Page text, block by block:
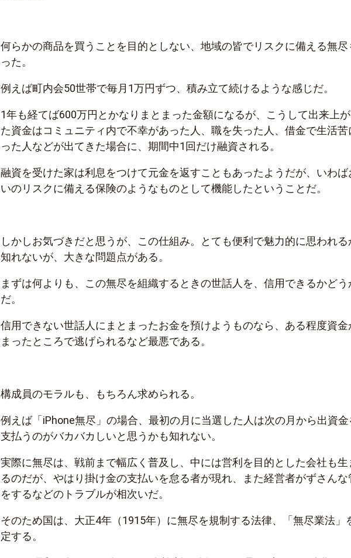
何らかの商品を買うことを目的としない、地域の皆でリスクに備える無尽
った。
例えば町内会50世帯で毎月1万円ずつ、積み立て続けるような感じだ。
1年も経てば600万円とかなりまとまった金額になるが、こうして出来上
た資金はコミュニティ内で不幸があった人、職を失った人、借金で生活苦
った人などが出てきた場合に、期間中1回だけ融資される。
融資を受けた家は利息をつけて元金を返すこともあったようだが、いわば
いのリスクに備える保険のようなものとして機能したということだ。
しかしお気づきだと思うが、この仕組み。とても便利で魅力的に思われる
知れないが、大きな問題点がある。
まずは何よりも、この無尽を組織するときの世話人を、信用できるかどう
だ。
信用できない世話人にまとまったお金を預けようものなら、ある程度資金
まったところで逃げられるなど最悪である。
構成員のモラルも、もちろん求められる。
例えば「iPhone無尽」の場合、最初の月に当選した人は次の月から出資金
支払うのがバカバカしいと思うかも知れない。
実際に無尽は、戦前まで幅広く普及し、中には営利を目的とした会社も生
るのだが、やはり掛け金の支払いを怠る者が現れ、また経営者がずさんな
をするなどのトラブルが相次いだ。
そのため国は、大正4年（1915年）に無尽を規制する法律、「無尽業法」
定する。